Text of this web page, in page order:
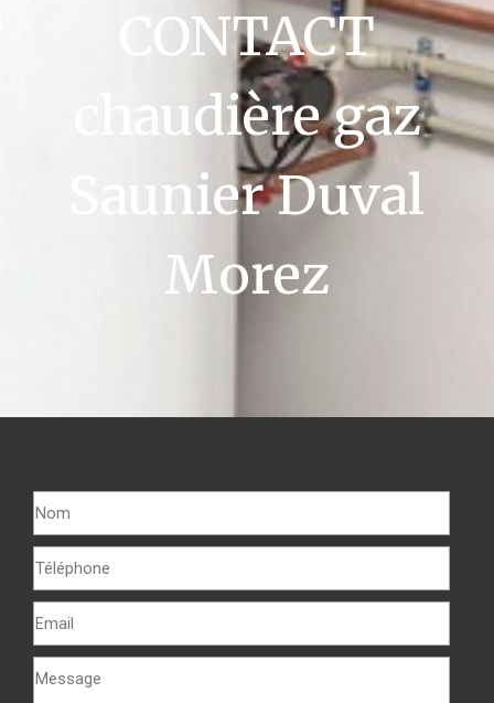
CONTACT
chaudière gaz
Saunier Duval
Morez